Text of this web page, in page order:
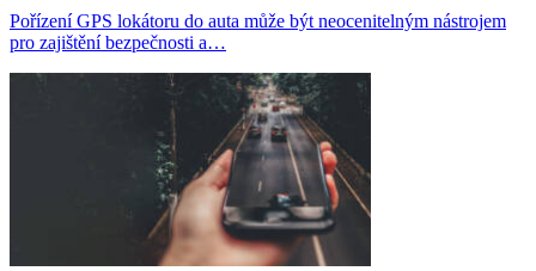
Pořízení GPS lokátoru do auta může být neocenitelným nástrojem
pro zajištění bezpečnosti a…